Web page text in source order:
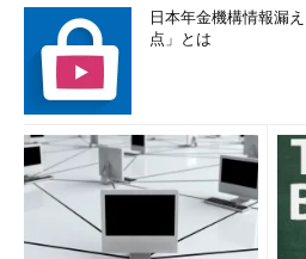
日本年金機構情報漏
点」とは